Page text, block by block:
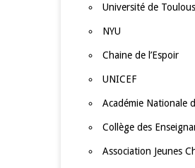
Université de
NYU
Chaine de l’Espoir
UNICEF
Académie Nationale
Collège des
Association Jeunes